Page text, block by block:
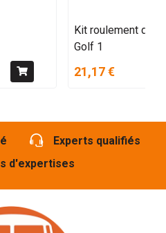
Kit roulement de
Golf 1
21,17 €
Experts qualifiés
d'expertises